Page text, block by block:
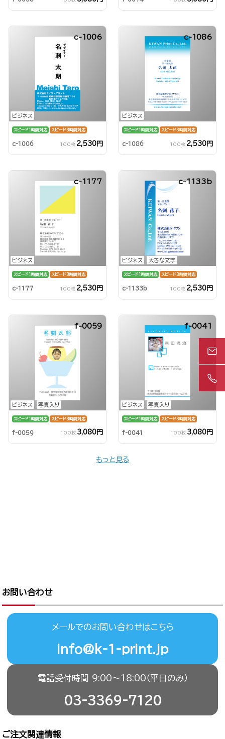
ビジネス
c-1006
スピード1時間対応 スピード3時間対応
c-1006 100枚 2,530円
ビジネス
c-1086
スピード1時間対応 スピード3時間対応
c-1086 100枚 2,530円
ビジネス
c-1177
スピード1時間対応 スピード3時間対応
c-1177 100枚 2,530円
ビジネス 大きな文字
c-1133b
スピード1時間対応 スピード3時間対応
c-1133b 100枚 2,530円
ビジネス 写真入り
f-0059
スピード1時間対応 スピード3時間対応
f-0059 100枚 3,080円
ビジネス 写真入り
f-0041
スピード1時間対応 スピード3時間対応
f-0041 100枚 3,080円
もっと見る
お問い合わせ
メールでのお問い合わせはこちら
info@k-1-print.jp
電話受付時間 9:00〜18:00（平日のみ）
03-3369-7120
ご注文関連情報